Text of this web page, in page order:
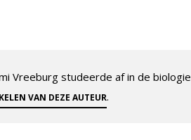
Vreeburg studeerde af in de
VAN DEZE AUTEUR.